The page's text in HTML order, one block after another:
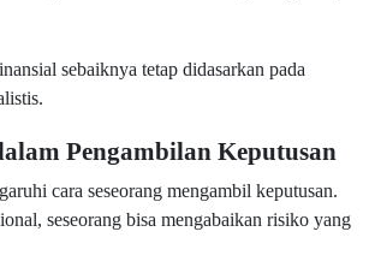
sebaiknya tetap didasarkan pada
Pengambilan Keputusan
cara seseorang mengambil keputusan.
seseorang bisa mengabaikan risiko yang